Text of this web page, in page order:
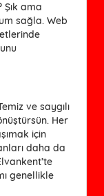
ama
sağla. Web
ve saygılı
Her
için
daha da
genellikle